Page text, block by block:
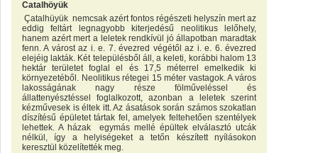
Catalhöyük
Çatalhüyük nemcsak azért fontos régészeti helyszín mert az
eddig feltárt legnagyobb kiterjedésű neolitikus lelőhely,
hanem azért mert a leletek rendkívül jó állapotban maradtak
fenn. A várost az i. e. 7. évezred végétől az i. e. 6. évezred
elejéig lakták. Két településből áll, a keleti, korábbi halom 13
hektár területet foglal el és 17,5 méterrel emelkedik ki
környezetéből. Neolitikus rétegei 15 méter vastagok. A város
lakosságának nagy része fölműveléssel és
állattenyésztéssel foglalkozott, azonban a leletek szerint
kézművesek is éltek itt. Az ásatások során számos szokatlan
díszítésű épületet tártak fel, amelyek feltehetően szentélyek
lehettek. A házak egymás mellé épültek elválasztó utcák
nélkül, így a helyiségeket a tetőn készített nyílásokon
keresztül közelítették meg.